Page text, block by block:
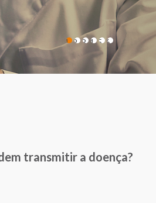
1 2 3 4 5 6
transmitir a doença?